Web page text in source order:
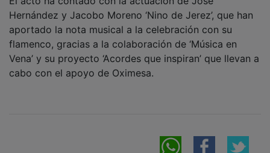
Hernández y Jacobo Moreno ‘Nino de Jerez’, que han
aportado la nota musical a la celebración con su
flamenco, gracias a la colaboración de ‘Música en
Vena’ y su proyecto ‘Acordes que inspiran’ que llevan a
cabo con el apoyo de Oximesa.